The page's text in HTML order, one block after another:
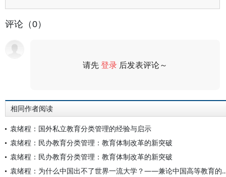
评论（0）
请先登录 后发表评论～
相同作者阅读
袁绪程：国外私立教育分类管理的经验与启示
袁绪程：民办教育分类管理：教育体制改革的新突破
袁绪程：民办教育分类管理：教育体制改革的新突破
袁绪程：为什么中国出不了